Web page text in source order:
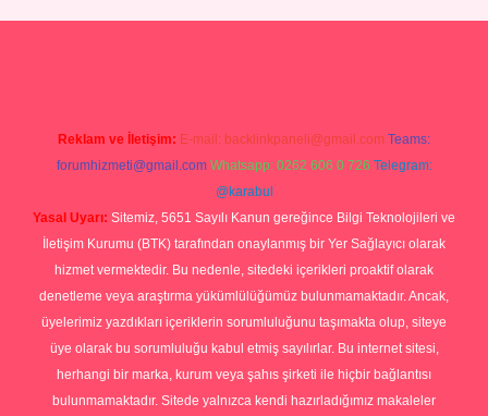
Reklam ve İletişim: E-mail: backlinkpaneli@gmail.com Teams:
forumhizmeti@gmail.com Whatsapp: 0262 606 0 726 Telegram:
@karabul
Yasal Uyarı: Sitemiz, 5651 Sayılı Kanun gereğince Bilgi Teknolojileri ve
İletişim Kurumu (BTK) tarafından onaylanmış bir Yer Sağlayıcı olarak
hizmet vermektedir. Bu nedenle, sitedeki içerikleri proaktif olarak
denetleme veya araştırma yükümlülüğümüz bulunmamaktadır. Ancak,
üyelerimiz yazdıkları içeriklerin sorumluluğunu taşımakta olup, siteye
üye olarak bu sorumluluğu kabul etmiş sayılırlar. Bu internet sitesi,
herhangi bir marka, kurum veya şahıs şirketi ile hiçbir bağlantısı
bulunmamaktadır. Sitede yalnızca kendi hazırladığımız makaleler